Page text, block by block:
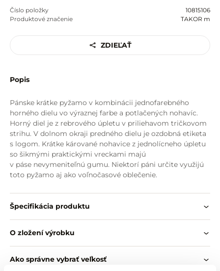
Číslo položky
10815106
Produktové značenie
TAKOR m
ZDIEĽAŤ
Popis
Pánske krátke pyžamo v kombinácii jednofarebného
horného dielu vo výraznej farbe a potlačených nohavíc.
Horný diel je z rebrového úpletu v priliehavom tričkovom
strihu. V dolnom okraji predného dielu je ozdobná etiketa
s logom. Krátke kárované nohavice z jednolícneho úpletu
so šikmými praktickými vreckami majú
v páse nevymeniteľnú gumu. Niektorí páni určite využijú
toto pyžamo aj ako voľnočasové oblečenie.
Špecifikácia produktu
O zložení výrobku
Ako správne vybrať veľkosť